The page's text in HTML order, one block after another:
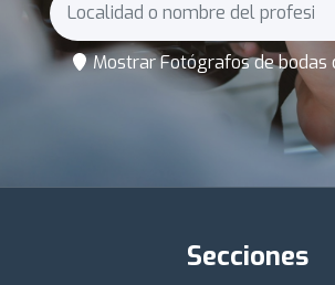
Mostrar Fotógrafos de bodas
Secciones